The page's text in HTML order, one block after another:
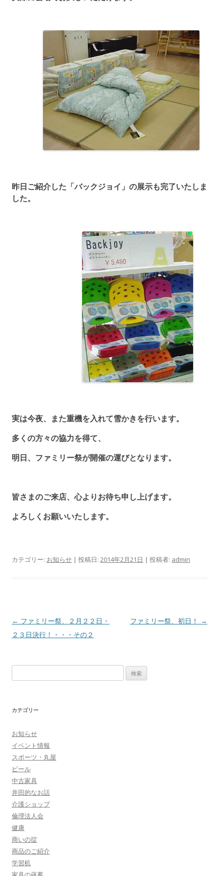
昨日ご紹介した「バックジョイ」の展示も完了いたしま
した。
実は今夜、また重機を入れて雪かきを行います。
多くの方々の協力を得て、
明日、ファミリー祭が開催の運びとなります。
皆さまのご来店、心よりお待ち申し上げます。
よろしくお願いいたします。
カテゴリー: お知らせ | 投稿日: 2014年2月21日 | 投稿者: admin
投
稿
ン
← ファミリー祭、２月２２日・
２３日決行！・・・その２
ファミリー祭、初日！ →
索
カテゴリー
お知らせ
イベント情報
スポーツ・丸屋
ビール
中古家具
井田的なお話
介護ショップ
倫理法人会
健康
商いの掟
商品のご紹介
学習机